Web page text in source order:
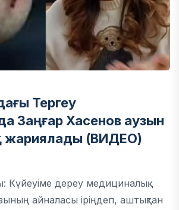
Тергеу
Заңғар Хасенов аузын
жариялады (ВИДЕО)
Күйеуіме дереу медициналық
айналасы іріңдеп, аштықтан